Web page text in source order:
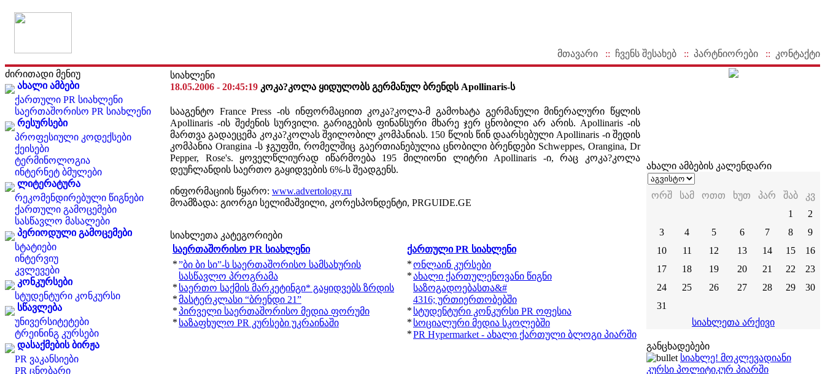
მთავარი :: ჩვენს შესახებ :: პარტნიორები :: კონტაქტი
ძირითადი მენიუ
ახალი ამბები
ქართული PR სიახლენი
საერთაშორისო PR სიახლენი
რესურსები
პროფესიული კოდექსები
ქეისები
ტერმინოლოგია
ინტერნეტ ბმულები
ლიტერატურა
რეკომენდირებული წიგნები
ქართული გამოცემები
სასწავლო მასალები
პერიოდული გამოცემები
სტატიები
ინტერვიუ
კვლევები
კონკურსები
სტუდენტური კონკურსი
სწავლება
უნივერსიტეტები
ტრეინინგ კურსები
დასაქმების ბირჟა
PR ვაკანსიები
PR ცნობარი
სიახლენი
18.05.2006 - 20:45:19 კოკა?კოლა ყიდულობს გერმანულ ბრენდს Apollinaris-ს
სააგენტო France Press -ის ინფორმაციით კოკა?კოლა-მ გამოხატა გერმანული მინერალური წყლის
Apollinaris -ის შეძენის სურვილი. გარიგების ფინანსური მხარე ჯერ ცნობილი არ არის. Apollinaris -ის
მართვა გადაეცემა კოკა?კოლას შვილობილ კომპანიას. 150 წლის წინ დაარსებული Apollinaris -ი შედის
კომპანია Orangina -ს ჯგუფში, რომელშიც გაერთიანებულია ცნობილი ბრენდები Schweppes, Orangina, Dr
Pepper, Rose's. ყოველწლიურად იწარმოება 195 მილიონი ლიტრი Apollinaris -ი, რაც კოკა?კოლა
დეუჩლანდის საერთო გაყიდვების 6%-ს შეადგენს.
ინფორმაციის წყარო: www.advertology.ru
მოამზადა: გიორგი სელიმაშვილი, კორესპონდენტი, PRGUIDE.GE
სიახლეთა კატეგორიები
საერთაშორისო PR სიახლენი
*”ბი ბი სი”-ს საერთაშორისო სამსახურის
სასწავლო პროგრამა
* საერთო საქმის მარკეტინგი* გაყიდვებს ზრდის
*მასტერკლასი “ბრენდი 21”
*პირველი საერთაშორისო მედია ფორუმი
* საზაფხულო PR კურსები უკრაინაში
ქართული PR სიახლენი
*ონლაინ კურსები
*ახალი ქართულენოვანი წიგნი
საზოგადოებასთა&#
4316; ურთიერთობებში
* სტუდენტური კონკურსი PR ოფესია
* სოციალური მედია სკოლებში
*PR Hypermarket - ახალი ქართული ბლოგი პიარში
ახალი ამბების კალენდარი
ორშ სამ ოთთ ხუთ პარ შაბ
კვ
1
2
3
4 5 6 7 8
9
10
11 12 13 14 15
16
17
18 19 20 21 22
23
24
25 26 27 28 29
30
31
სიახლეთა არქივი
განცხადებები
სიახლე! მოკლევადიანი
კურსი პოლიტიკურ პიარში